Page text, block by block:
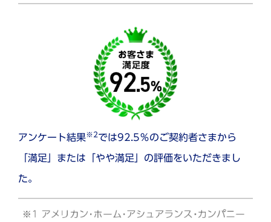
アンケート結果※2では92.5％のご契約者さまから
「満足」または「やや満足」の評価をいただきまし
た。